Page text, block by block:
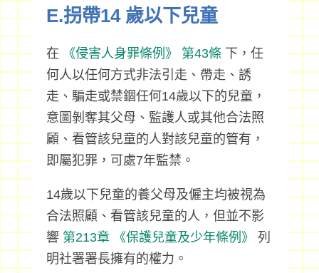
E.拐帶14 歲以下兒童
在 《侵害人身罪條例》 第43條 下，任
何人以任何方式非法引走、帶走、誘
走、騙走或禁錮任何14歲以下的兒童，
意圖剝奪其父母、監護人或其他合法照
顧、看管該兒童的人對該兒童的管有，
即屬犯罪，可處7年監禁。
14歲以下兒童的養父母及僱主均被視為
合法照顧、看管該兒童的人，但並不影
響 第213章 《保護兒童及少年條例》
列
明社署署長擁有的權力。